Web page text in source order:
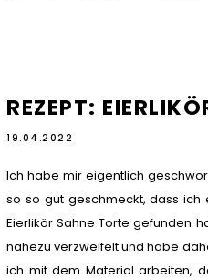
REZEPT:
19.04.2022
Ich habe mir eigentlich
so so gut geschmeckt, dass ich
Eierlikör Sahne Torte gefunden
nahezu verzweifelt und habe
ich mit dem Material arbeiten,